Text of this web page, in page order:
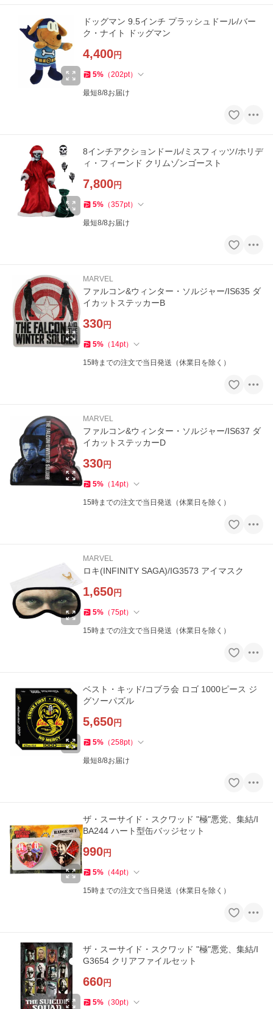
ドッグマン 9.5インチ プラッシュドール/バー
ク・ナイト ドッグマン
4,400円
5% （202pt）
最短8/8お届け
8インチアクションドール/ミスフィッツ/ホリデ
ィ・フィーンド クリムゾンゴースト
7,800円
5% （357pt）
最短8/8お届け
MARVEL
ファルコン&ウィンター・ソルジャー/IS635 ダ
イカットステッカーB
330円
5% （ 14pt）
15時までの注文で当日発送（休業日を除く）
MARVEL
ファルコン&ウィンター・ソルジャー/IS637 ダ
イカットステッカーD
330円
5% （ 14pt）
15時までの注文で当日発送（休業日を除く）
MARVEL
ロキ(INFINITY SAGA)/IG3573 アイマスク
1,650円
5% （75pt）
15時までの注文で当日発送（休業日を除く）
ベスト・キッド/コブラ会 ロゴ 1000ピース ジ
グソーパズル
5,650円
5% （258pt）
最短8/8お届け
ザ・スーサイド・スクワッド "極"悪党、集結/I
BA244 ハート型缶バッジセット
990円
5% （44pt）
15時までの注文で当日発送（休業日を除く）
ザ・スーサイド・スクワッド "極"悪党、集結/I
G3654 クリアファイルセット
660円
5% （30pt）